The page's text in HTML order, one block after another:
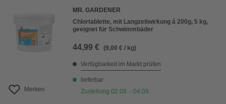
Merken
MR. GARDENER
Chlortablette, mit Langzeitwirkung á 200g, 5 kg,
geeignet für Schwimmbäder
44,99 € (9,00 € / kg)
Verfügbarkeit im Markt prüfen
lieferbar
Zustellung 02.09. - 04.09.